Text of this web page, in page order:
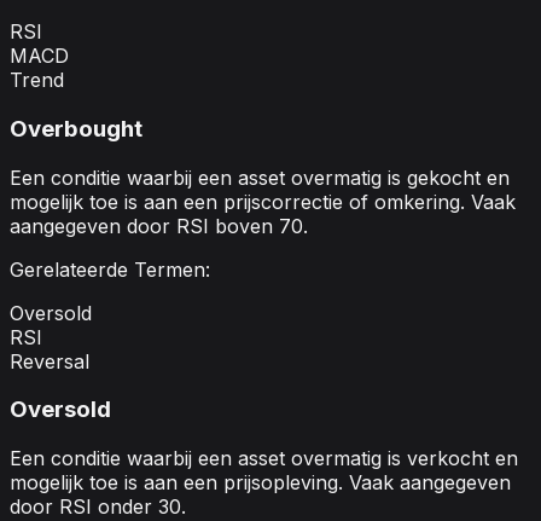
RSI
MACD
Trend
Overbought
Een conditie waarbij een asset overmatig is gekocht en
mogelijk toe is aan een prijscorrectie of omkering. Vaak
aangegeven door RSI boven 70.
Gerelateerde Termen:
Oversold
RSI
Reversal
Oversold
Een conditie waarbij een asset overmatig is verkocht en
mogelijk toe is aan een prijsopleving. Vaak aangegeven
door RSI onder 30.